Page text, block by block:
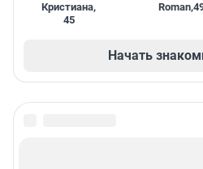
Кристиана,
45
Roman,
Начать